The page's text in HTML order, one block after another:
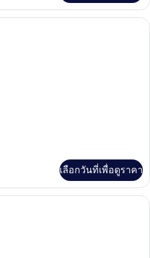
Terrace Room | ตู้นิรภัยในห้องพัก, ผ้า
เลือกวันที่เพื่อดูราคา